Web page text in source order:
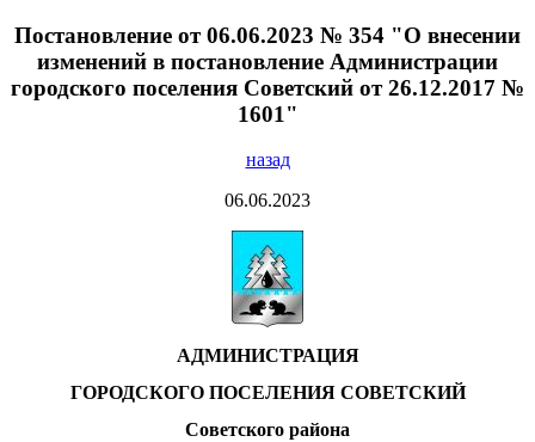
Постановление от 06.06.2023 № 354 "О внесении
изменений в постановление Администрации
городского поселения Советский от 26.12.2017 №
1601"
назад
06.06.2023
АДМИНИСТРАЦИЯ
ГОРОДСКОГО ПОСЕЛЕНИЯ СОВЕТСКИЙ
Советского района